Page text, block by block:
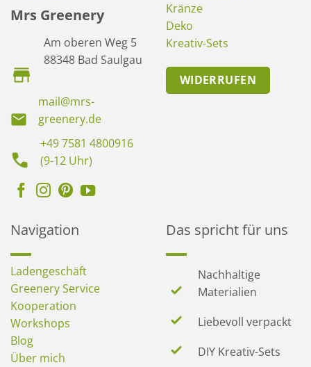
Mrs Greenery
Am oberen Weg 5
88348 Bad Saulgau
mail@mrs-
greenery.de
+49 7581 4800916
(9-12 Uhr)
Kränze
Deko
Kreativ-Sets
WIDERRUFEN
Navigation
Ladengeschäft
Greenery Service
Kooperation
Workshops
Blog
Über mich
Das spricht für uns
Nachhaltige
Materialien
Liebevoll verpackt
DIY Kreativ-Sets